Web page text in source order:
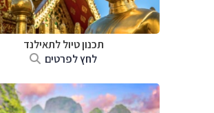
תכנון טיול לתאילנד
לחץ לפרטים